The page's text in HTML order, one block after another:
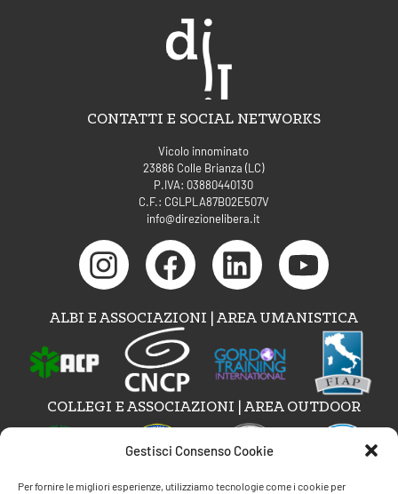
Gestisci Consenso Cookie
Per fornire le migliori esperienze, utilizziamo tecnologie come i cookie per
CONTATTI E SOCIAL NETWORKS
Vicolo innominato
23886 Colle Brianza (LC)
P.IVA: 03880440130
C.F.: CGLPLA87B02E507V
info@direzionelibera.it
ALBI E ASSOCIAZIONI | AREA UMANISTICA
COLLEGI E ASSOCIAZIONI | AREA OUTDOOR